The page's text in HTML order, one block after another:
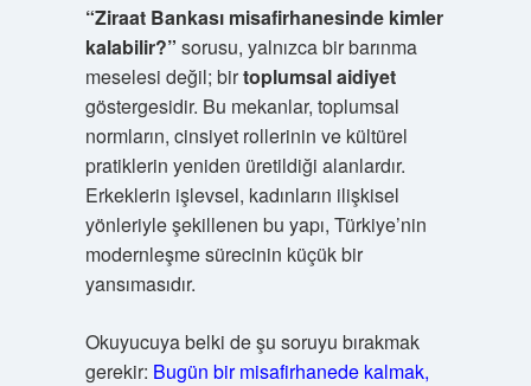
“Ziraat Bankası misafirhanesinde kimler
kalabilir?” sorusu, yalnızca bir barınma
meselesi değil; birtoplumsal aidiyet
göstergesidir. Bu mekanlar, toplumsal
normların, cinsiyet rollerinin ve kültürel
pratiklerin yeniden üretildiği alanlardır.
Erkeklerin işlevsel, kadınların ilişkisel
yönleriyle şekillenen bu yapı, Türkiye’nin
modernleşme sürecinin küçük bir
yansımasıdır.
Okuyucuya belki de şu soruyu bırakmak
gerekir: Bugün bir misafirhanede kalmak,